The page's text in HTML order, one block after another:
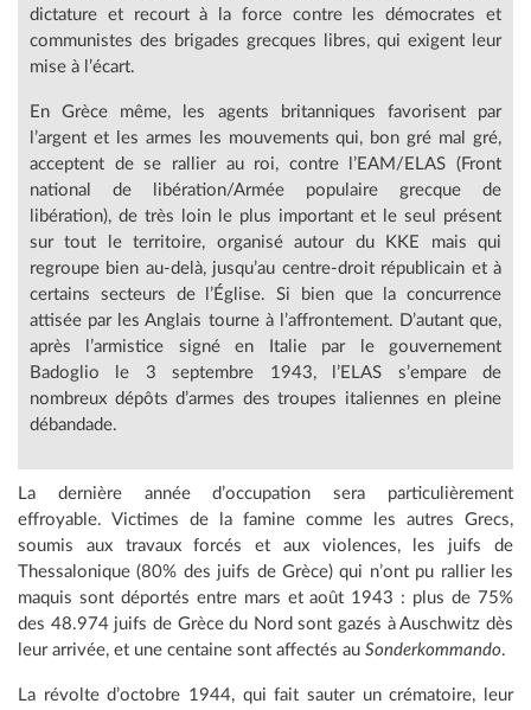
dictature et recourt à la force contre les démocrates et
communistes des brigades grecques libres, qui exigent leur
mise à l’écart.
En Grèce même, les agents britanniques favorisent par
l’argent et les armes les mouvements qui, bon gré mal gré,
acceptent de se rallier au roi, contre l’EAM/ELAS (Front
national de libération/Armée populaire grecque de
libération), de très loin le plus important et le seul présent
sur tout le territoire, organisé autour du KKE mais qui
regroupe bien au-delà, jusqu’au centre-droit républicain et à
certains secteurs de l’Église. Si bien que la concurrence
attisée par les Anglais tourne à l’affrontement. D’autant que,
après l’armistice signé en Italie par le gouvernement
Badoglio le 3 septembre 1943, l’ELAS s’empare de
nombreux dépôts d’armes des troupes italiennes en pleine
débandade.
La dernière année d’occupation sera particulièrement
effroyable. Victimes de la famine comme les autres Grecs,
soumis aux travaux forcés et aux violences, les juifs de
Thessalonique (80% des juifs de Grèce) qui n’ont pu rallier les
maquis sont déportés entre mars et août 1943 : plus de 75%
des 48.974 juifs de Grèce du Nord sont gazés à Auschwitz dès
leur arrivée, et une centaine sont affectés au Sonderkommando.
La révolte d’octobre 1944, qui fait sauter un crématoire, leur